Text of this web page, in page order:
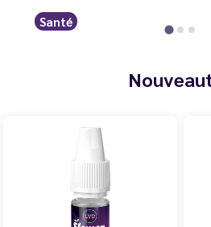
Santé